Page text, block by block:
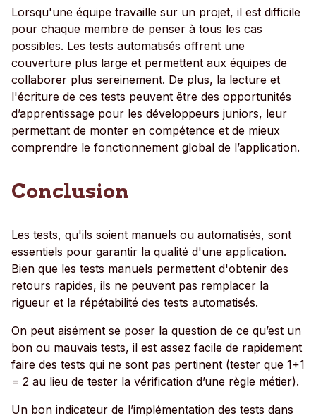
Lorsqu'une équipe travaille sur un projet, il est difficile
pour chaque membre de penser à tous les cas
possibles. Les tests automatisés offrent une
couverture plus large et permettent aux équipes de
collaborer plus sereinement. De plus, la lecture et
l'écriture de ces tests peuvent être des opportunités
d’apprentissage pour les développeurs juniors, leur
permettant de monter en compétence et de mieux
comprendre le fonctionnement global de l’application.
Conclusion
Les tests, qu'ils soient manuels ou automatisés, sont
essentiels pour garantir la qualité d'une application.
Bien que les tests manuels permettent d'obtenir des
retours rapides, ils ne peuvent pas remplacer la
rigueur et la répétabilité des tests automatisés.
On peut aisément se poser la question de ce qu’est un
bon ou mauvais tests, il est assez facile de rapidement
faire des tests qui ne sont pas pertinent (tester que 1+1
= 2 au lieu de tester la vérification d’une règle métier).
Un bon indicateur de l’implémentation des tests dans